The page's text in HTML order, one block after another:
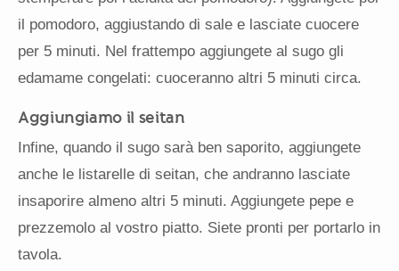
il pomodoro, aggiustando di sale e lasciate cuocere
per 5 minuti. Nel frattempo aggiungete al sugo gli
edamame congelati: cuoceranno altri 5 minuti circa.
Aggiungiamo il seitan
Infine, quando il sugo sarà ben saporito, aggiungete
anche le listarelle di seitan, che andranno lasciate
insaporire almeno altri 5 minuti. Aggiungete pepe e
prezzemolo al vostro piatto. Siete pronti per portarlo in
tavola.